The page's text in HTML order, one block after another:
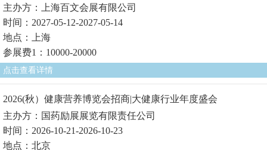
主办方：上海百文会展有限公司
时间：2027-05-12-2027-05-14
地点：上海
参展费1：10000-20000
点击查看详情
2026(秋）健康营养博览会招商|大健康行业年度盛会
主办方：国药励展展览有限责任公司
时间：2026-10-21-2026-10-23
地点：北京